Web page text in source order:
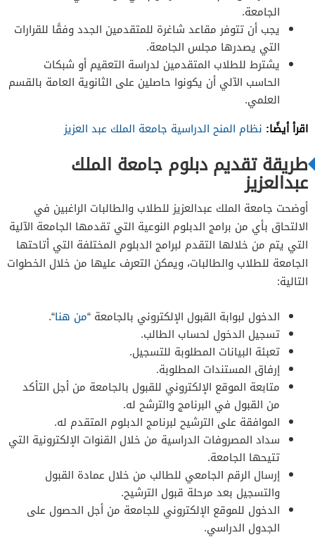
الجامعة.
يجب أن تتوفر مقاعد شاغرة للمتقدمين الجدد وفقًا للقرارات
التي يصدرها مجلس الجامعة.
يشترط للطلاب المتقدمين لدراسة التعقيم أو شبكات
الحاسب الآلي أن يكونوا حاصلين على الثانوية العامة بالقسم
العلمي.
اقرأ أيضًا: نظام المنح الدراسية جامعة الملك عبد العزيز
طريقة تقديم دبلوم جامعة الملك
عبدالعزيز
أوضحت جامعة الملك عبدالعزيز للطلاب والطالبات الراغبين في
الالتحاق بأي من برامج الدبلوم النوعية التي تقدمها الجامعة الآلية
التي يتم من خلالها التقدم لبرامج الدبلوم المختلفة التي أتاحتها
الجامعة للطلاب والطالبات، ويمكن التعرف عليها من خلال الخطوات
التالية:
الدخول لبوابة القبول الإلكتروني بالجامعة “من هنا“.
تسجيل الدخول لحساب الطالب.
تعبئة البيانات المطلوبة للتسجيل.
إرفاق المستندات المطلوبة.
متابعة الموقع الإلكتروني للقبول بالجامعة من أجل التأكد
من القبول في البرنامج والترشح له.
الموافقة على الترشيح لبرنامج الدبلوم المتقدم له.
سداد المصروفات الدراسية من خلال القنوات الإلكترونية التي
تتيحها الجامعة.
إرسال الرقم الجامعي للطالب من خلال عمادة القبول
والتسجيل بعد مرحلة قبول الترشيح.
الدخول للموقع الإلكتروني للجامعة من أجل الحصول على
الجدول الدراسي.